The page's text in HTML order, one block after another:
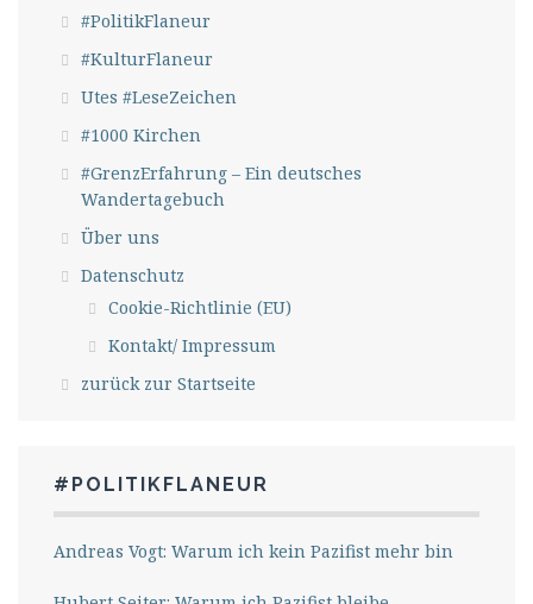
#PolitikFlaneur
#KulturFlaneur
Utes #LeseZeichen
#1000 Kirchen
#GrenzErfahrung – Ein deutsches
Wandertagebuch
Über uns
Datenschutz
Cookie-Richtlinie (EU)
Kontakt/ Impressum
zurück zur Startseite
#POLITIKFLANEUR
Andreas Vogt: Warum ich kein Pazifist mehr bin